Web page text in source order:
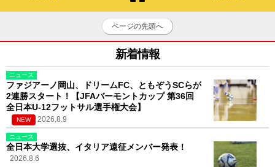
ページの先頭へ
新着情報
ニュース
ファジアーノ岡山、ドリームFC、ともぞうSCらが
2連勝スタート！【JFAバーモントカップ 第36回
全日本U-12フットサル選手権大会】
NEW 2026.8.9
ニュース
全日本大学選抜、イタリア遠征メンバー発表！
2026.8.6